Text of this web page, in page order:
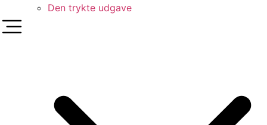
Den trykte udgave